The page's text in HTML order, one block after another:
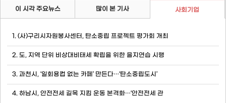
도심 내 산불 위험 요소 제거 △주민의 생
명과 안전 확보 △훼손된 불암산 자연 복
원을 위한 선제적 대응 차원에서 추진된
이 시각 주요뉴스 많이 본 기사 사회기업
1. (사)구리시자원봉사센터, 탄소중립 프로젝트 평가회 개최
2. 도, 지역 단위 비상대비태세 확립을 위한 을지연습 시행
3. 과천시, ‘일회용컵 없는 카페’ 만든다…‘탄소중립도시’
4. 하남시, 안전전세 길목 지킴 운동 본격화…‘안전전세 관